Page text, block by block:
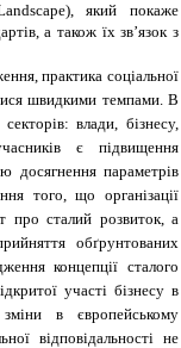
який покаже
а також їх зв’язок з
практика соціальної
швидкими темпами. В
влади, бізнесу,
є підвищення
досягнення параметрів
того, що організації
про сталий розвиток, а
обґрунтованих
концепції сталого
участі бізнесу в
в європейському
відповідальності не